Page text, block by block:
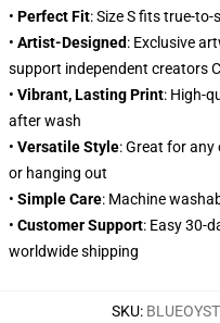
• Perfect Fit: Size S fits true-
• Artist-Designed: Exclusive
support independent creators
• Vibrant, Lasting Print: High-
after wash
• Versatile Style: Great for
or hanging out
• Simple Care: Machine
• Customer Support: Easy 30-
worldwide shipping
SKU: